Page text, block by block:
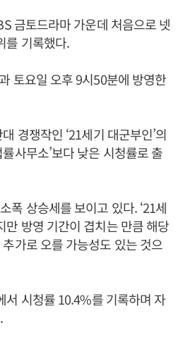
금토드라마 가운데 처음으로 넷
를 기록했다.
토요일 오후 9시50분에 방영한
경쟁작인 ‘21세기 대군부인’의
사무소’보다 낮은 시청률로 출
폭 상승세를 보이고 있다. ‘21세
만 방영 기간이 겹치는 만큼 해당
가로 오를 가능성도 있는 것으
서 시청률 10.4%를 기록하며 자